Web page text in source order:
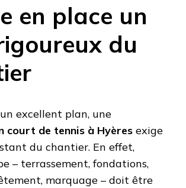
en place un
du
excellent plan, une
court de tennis à Hyères exige
du chantier. En effet,
– terrassement, fondations,
marquage – doit être